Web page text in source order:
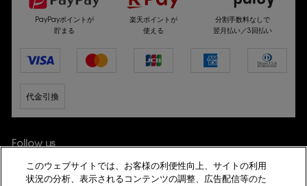
PayPayポイントが
貯まる
楽天ポイントが
使える
分割手数料なしで
翌月払い／3回払い
代金引換
Follow us
このウェブサイトでは、お客様の利便性向上、サイトの利用
状況の分析、表示されるコンテンツの調整、広告配信等のた